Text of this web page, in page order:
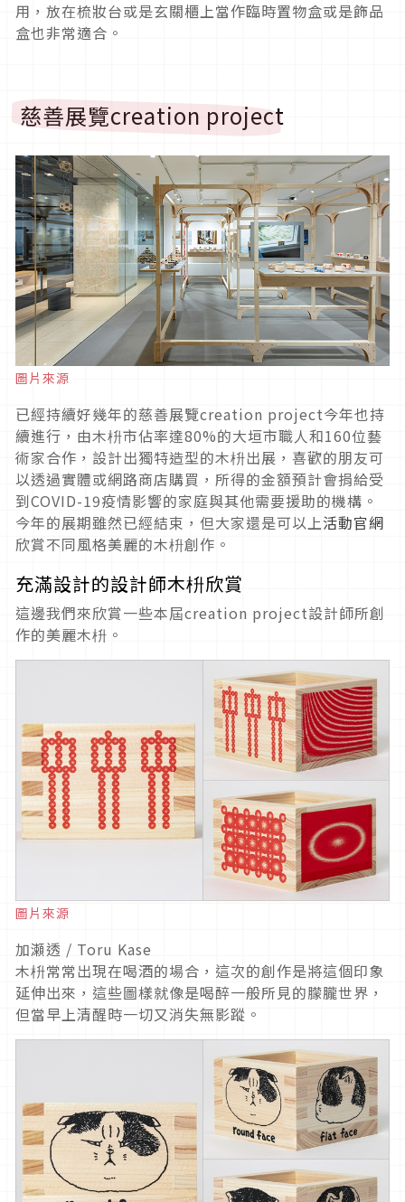
用，放在梳妝台或是玄關櫃上當作臨時置物盒或是飾品
盒也非常適合。
慈善展覽creation project
圖片來源
已經持續好幾年的慈善展覽creation project今年也持
續進行，由木枡市佔率達80%的大垣市職人和160位藝
術家合作，設計出獨特造型的木枡出展，喜歡的朋友可
以透過實體或網路商店購買，所得的金額預計會捐給受
到COVID-19疫情影響的家庭與其他需要援助的機構。
今年的展期雖然已經結束，但大家還是可以上活動官網
欣賞不同風格美麗的木枡創作。
充滿設計的設計師木枡欣賞
這邊我們來欣賞一些本屆creation project設計師所創
作的美麗木枡。
圖片來源
加瀬透 / Toru Kase
木枡常常出現在喝酒的場合，這次的創作是將這個印象
延伸出來，這些圖樣就像是喝醉一般所見的朦朧世界，
但當早上清醒時一切又消失無影蹤。